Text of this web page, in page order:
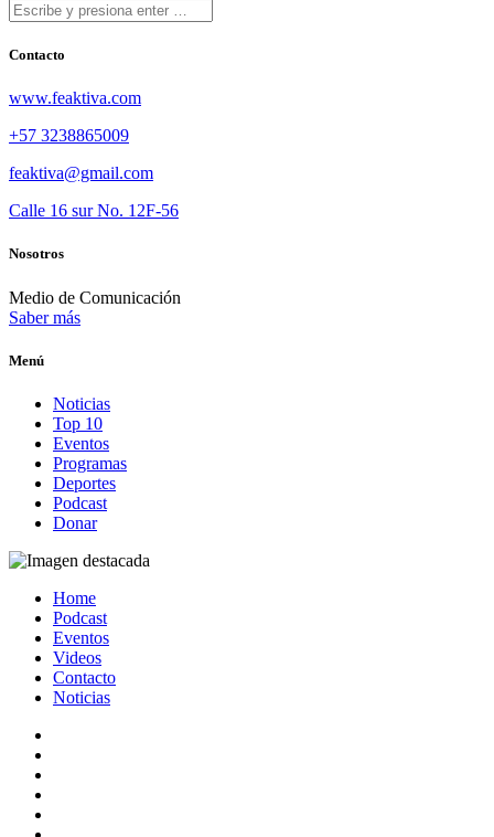
Contacto
www.feaktiva.com
+57 3238865009
feaktiva@gmail.com
Calle 16 sur No. 12F-56
Nosotros
Medio de Comunicación
Saber más
Menú
Noticias
Top 10
Eventos
Programas
Deportes
Podcast
Donar
Home
Podcast
Eventos
Videos
Contacto
Noticias